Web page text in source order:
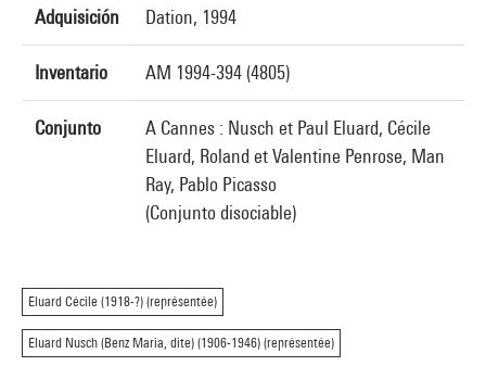
Adquisición Dation, 1994
Inventario AM 1994-394 (4805)
Conjunto
A Cannes : Nusch et Paul Eluard, Cécile
Eluard, Roland et Valentine Penrose, Man
Ray, Pablo Picasso
(Conjunto disociable)
Eluard Cécile (1918-?) (représentée)
Eluard Nusch (Benz Maria, dite) (1906-1946) (représentée)